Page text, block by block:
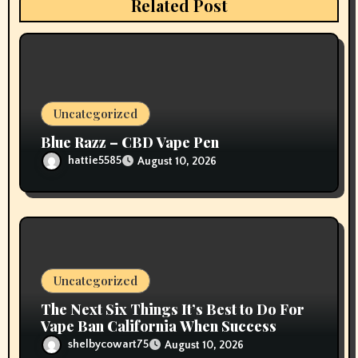
Related Post
Uncategorized
Blue Razz – CBD Vape Pen
hattie5585 August 10, 2026
Uncategorized
The Next Six Things It’s Best to Do For
Vape Ban California When Success
shelbycowart75 August 10, 2026